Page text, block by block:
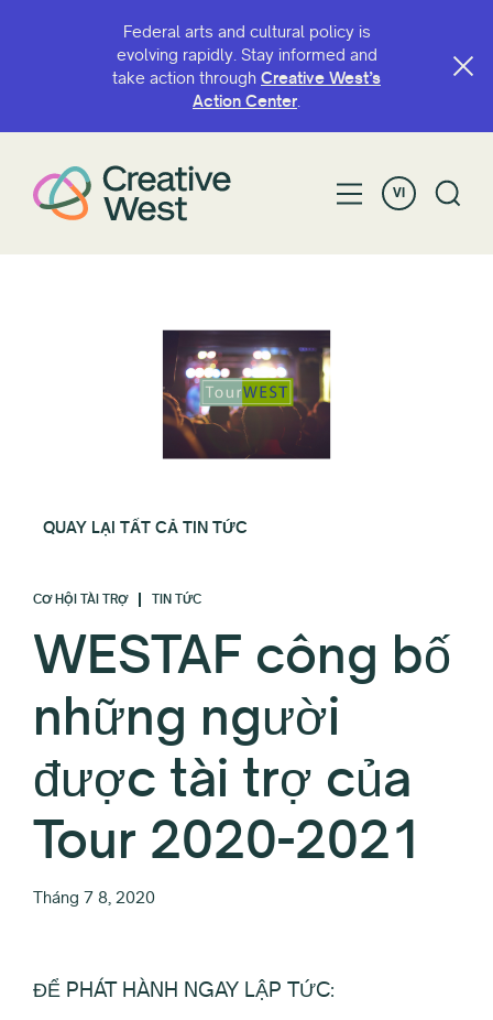
Federal arts and cultural policy is
evolving rapidly. Stay informed and
take action through Creative West’s
Action Center.
VI
QUAY LẠI TẤT CẢ TIN TỨC
CƠ HỘI TÀI TRỢ TIN TỨC
WESTAF công bố
những người
được tài trợ của
Tour 2020-2021
Tháng 7 8, 2020
ĐỂ PHÁT HÀNH NGAY LẬP TỨC: